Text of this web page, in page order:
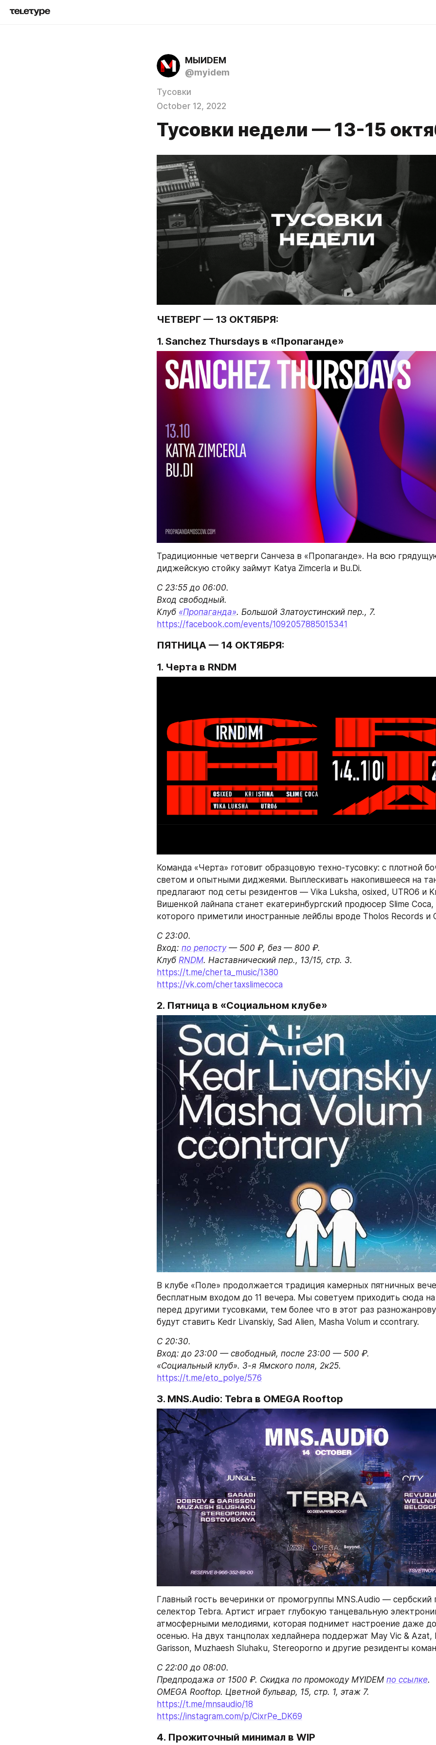
МЫИDЕМ
@myidem
Тусовки
October 12, 2022
Тусовки недели — 13-15
ЧЕТВЕРГ — 13 ОКТЯБРЯ:
1. Sanchez Thursdays в «Пропаганде»
Традиционные четверги Санчеза в «Пропаганде». На всю
диджейскую стойку займут Katya Zimcerla и Bu.Di.
С 23:55 до 06:00.
Вход свободный.
Клуб «Пропаганда»
https://facebook.com/events/1092057885015341
ПЯТНИЦА — 14 ОКТЯБРЯ:
1. Черта в RNDM
Команда «Черта» готовит образцовую техно-тусовку: с плотной
светом и опытными диджеями. Выплескивать накопившееся на
предлагают под сеты резидентов — Vika Luksha, osixed, UTRO6 и
Вишенкой лайнапа станет екатеринбургский продюсер Slime
которого приметили иностранные лейблы вроде Tholos Records и
С 23:00.
Вход: по репосту — 500 ₽, без — 800 ₽.
Клуб RNDM
https://t.me/cherta_music/1380
https://vk.com/chertaxslimecoca
2. Пятница в «Социальном клубе»
В клубе «Поле» продолжается традиция камерных пятничных
бесплатным входом до 11 вечера. Мы советуем приходить сюда
перед другими тусовками, тем более что в этот раз
будут ставить Kedr Livanskiy, Sad Alien, Masha Volum и ccontrary.
С 20:30.
Вход: до 23:00 — свободный, после 23:00 — 500 ₽.
https://t.me/eto_polye/576
3. MNS.Audio: Tebra в OMEGA Rooftop
Главный гость вечеринки от промогруппы MNS.Audio —
селектор Tebra. Артист играет глубокую танцевальную
атмосферными мелодиями, которая поднимет настроение даже
осенью. На двух танцполах хедлайнера поддержат May Vic & Azat,
Garisson, Muzhaesh Sluhaku, Stereoporno и другие резиденты
C 22:00 до 08:00.
Предпродажа от 1500 ₽. Скидка по промокоду MYIDEM по ссылке.
https://t.me/mnsaudio/18
https://instagram.com/p/CixrPe_DK69
4. Прожиточный минимал в WIP